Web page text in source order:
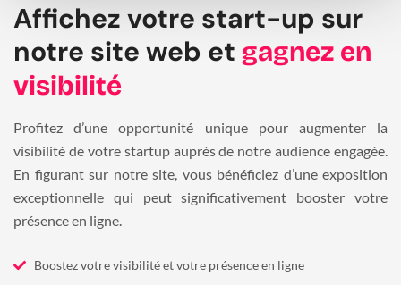
Affichez votre start-up sur
notre site web et gagnez en
visibilité
Profitez d’une opportunité unique pour augmenter la
visibilité de votre startup auprès de notre audience engagée.
En figurant sur notre site, vous bénéficiez d’une exposition
exceptionnelle qui peut significativement booster votre
présence en ligne.
Boostez votre visibilité et votre présence en ligne